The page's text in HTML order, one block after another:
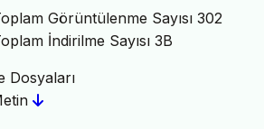
Görüntülenme Sayısı 302
İndirilme Sayısı 3B
Dosyaları